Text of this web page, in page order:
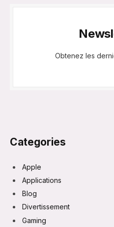
Obtenez les
Categories
Apple
Applications
Blog
Divertissement
Gaming